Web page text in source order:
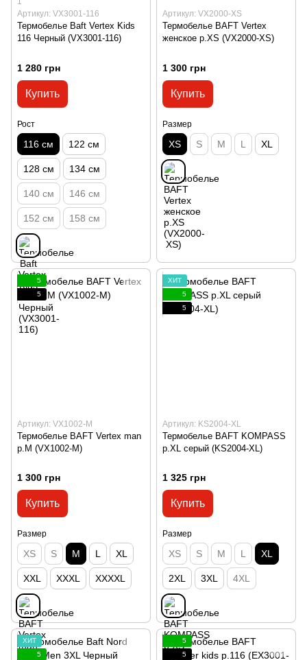
Артикул: VX3001-116
Термобелье Baft Vertex Kids
116 Черный (VX3001-116)
1 280 грн
Купить
Рост
116 см 122 см
128 см 134 см
140 см 146 см
152 см 158 см
Артикул: VX2000-XS
Термобелье BAFT Vertex
женское р.XS (VX2000-XS)
1 300 грн
Купить
Размер
XS S M L XL
5
5
Артикул: VX1002-M
Термобелье BAFT Vertex man
р.M (VX1002-M)
1 300 грн
Купить
Размер
XS S M L XL
XXL XXXL XXXXL
ХИТ
5
5
Артикул: KS2004-XL
Термобелье BAFT KOMPASS
p.XL серый (KS2004-XL)
1 325 грн
Купить
Размер
XS S M L XL
2XL 3XL 4XL
ХИТ
5
5
5